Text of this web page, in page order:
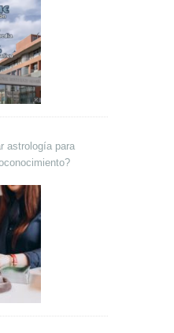
astrología para